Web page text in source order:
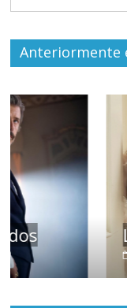
Anteriormente
Las series-